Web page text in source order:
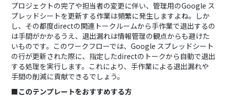
プロジェクトの完了や担当者の変更に伴い、管理用のGoogle ス
プレッドシートを更新する作業は頻繁に発生しますよね。しか
し、その都度directの関連トークルームから手作業で退出するの
は手間がかかるうえ、退出漏れは情報管理の観点からも避けた
いものです。このワークフローでは、Google スプレッドシート
の行が更新された際に、指定したdirectのトークから自動で退出
する処理を実行します。これにより、手作業による退出漏れや
手間の削減に貢献できるでしょう。
■このテンプレートをおすすめする方